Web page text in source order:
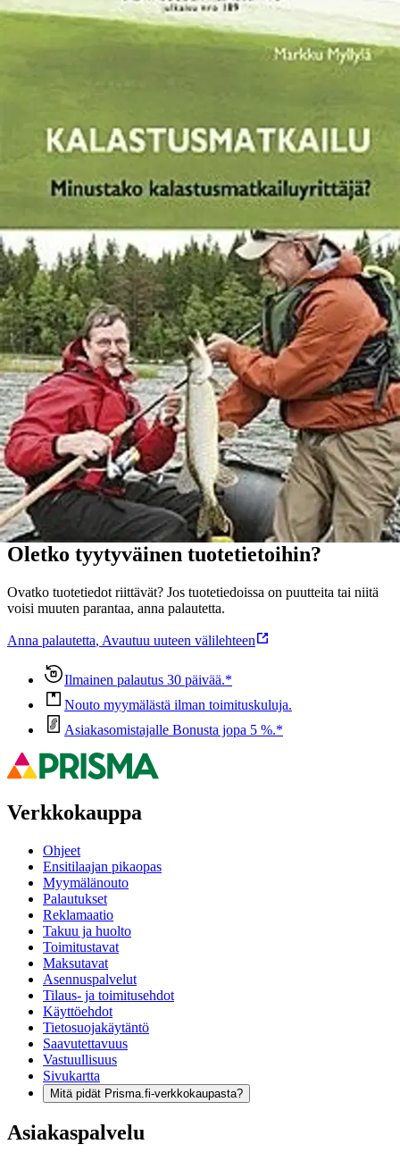
Tuotekuvaus
Sana kalastusmatkailu herättää myönteisiä tuntemuksia ihmisissä.
Matkailu on mukavaa ja avartavaa ja antaa uusia elämyksiä.
Kalastus on antoisa harrastus ja tarjoaa tuotteistettuja
kalastuselämyksiä asiakkaille ja monipuolisen liiketoimintaperustan
yrittämiselle.Kirjaan on koottu perustietoja
kalastusmatkailuyrittäjäksi aikoville, tietoja Suomen kalavesistä,
kaloista ja kalastuksesta, lainsäännön koukeroita, esimerkkejä
kalastusmatkailusta ulkomailta ja kotimaasta, kalastuksen
tuotteistamisesta, markkinoinnista, mainonnasta. Kirjan
tarkoituksena on herättää ajatuksia ja antaa tietoa
kalastusmatkailuyrityksen suunnittelun ja toteuttamisen pohjaksi.
Näytä lisää tuotekuvausta
Ominaisuudet
Oletko tyytyväinen tuotetietoihin?
Ovatko tuotetiedot riittävät? Jos tuotetiedoissa on puutteita tai niitä
voisi muuten parantaa, anna palautetta.
Anna palautetta, Avautuu uuteen välilehteen
Ilmainen palautus 30 päivää.*
Nouto myymälästä ilman toimituskuluja.
Asiakasomistajalle Bonusta jopa 5 %.*
Verkkokauppa
Ohjeet
Ensitilaajan pikaopas
Myymälänouto
Palautukset
Reklamaatio
Takuu ja huolto
Toimitustavat
Maksutavat
Asennuspalvelut
Tilaus- ja toimitusehdot
Käyttöehdot
Tietosuojakäytäntö
Saavutettavuus
Vastuullisuus
Sivukartta
Mitä pidät Prisma.fi-verkkokaupasta?
Asiakaspalvelu